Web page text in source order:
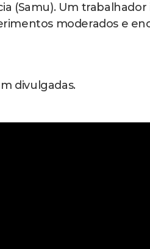
(Samu). Um trabalhador
moderados e
divulgadas.